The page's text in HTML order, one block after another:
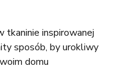
tkaninie inspirowanej
sposób, by urokliwy
domu